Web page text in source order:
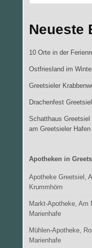
Neueste
10 Orte in der
Ostfriesland im
Greetsieler
Drachenfest
Schatthaus
am Greetsieler Hafen
Apotheken in
Apotheke Greetsiel,
Krummhörn
Markt-Apotheke, Am
Marienhafe
Mühlen-Apotheke,
Marienhafe